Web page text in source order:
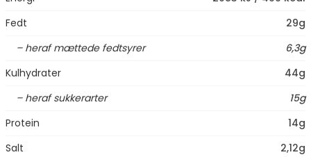
Fedt
29g
– heraf mættede fedtsyrer
6,3g
Kulhydrater
44g
– heraf sukkerarter
15g
Protein
14g
Salt
2,12g